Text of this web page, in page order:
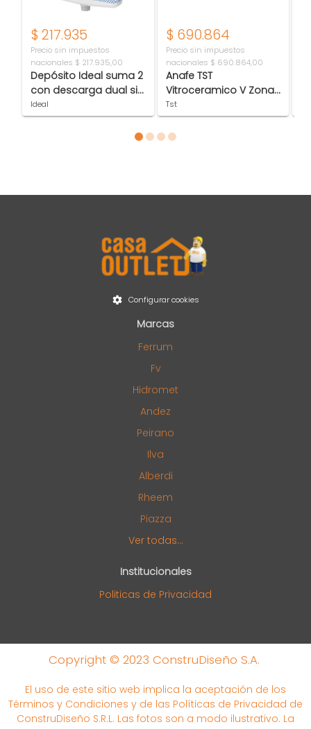
$ 690.864
Precio sin impuestos
nacionales $ 690.864,00
Anafe TST
Vitroceramico V Zonas
25-5
Tst
$ 217.935
Precio sin impuestos
nacionales $ 217.935,00
Depósito Ideal suma 2
con descarga dual sin
tecla 80000
Ideal
Configurar cookies
Marcas
Ferrum
Fv
Hidromet
Andez
Peirano
Ilva
Alberdi
Rheem
Piazza
Ver todas...
Institucionales
Politicas de Privacidad
Copyright © 2023 ConstruDiseño S.A.
El uso de este sitio web implica la aceptación de los
Términos y Condiciones y de las Políticas de Privacidad de
ConstruDiseño S.R.L. Las fotos son a modo ilustrativo. La